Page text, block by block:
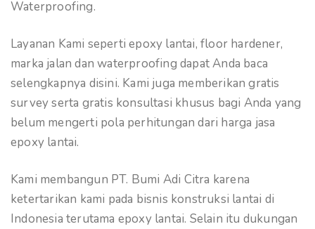
Waterproofing.
Layanan Kami seperti epoxy lantai, floor hardener,
marka jalan dan waterproofing dapat Anda baca
selengkapnya disini. Kami juga memberikan gratis
survey serta gratis konsultasi khusus bagi Anda yang
belum mengerti pola perhitungan dari harga jasa
epoxy lantai.
Kami membangun PT. Bumi Adi Citra karena
ketertarikan kami pada bisnis konstruksi lantai di
Indonesia terutama epoxy lantai. Selain itu dukungan